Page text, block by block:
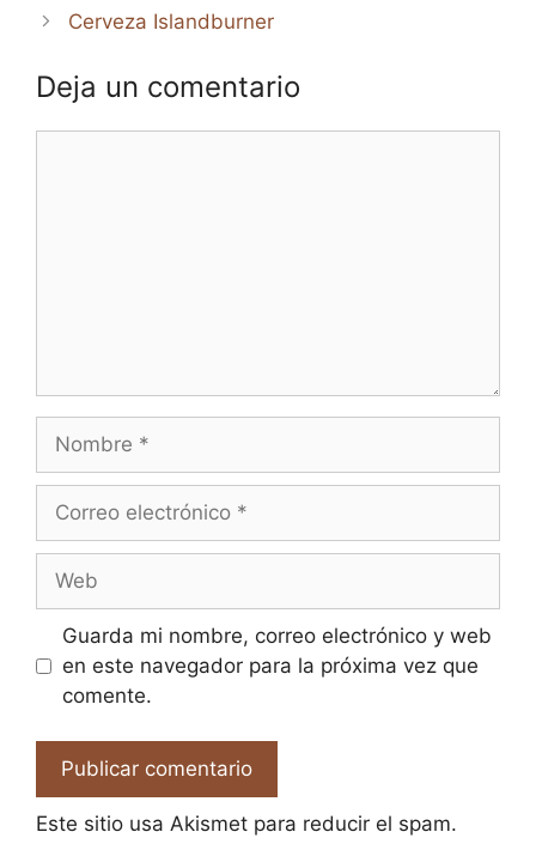
Cerveza Islandburner
Deja un comentario
electrónico
Guarda mi nombre, correo electrónico y web
en este navegador para la próxima vez que
comente.
Este sitio usa Akismet para reducir el spam.